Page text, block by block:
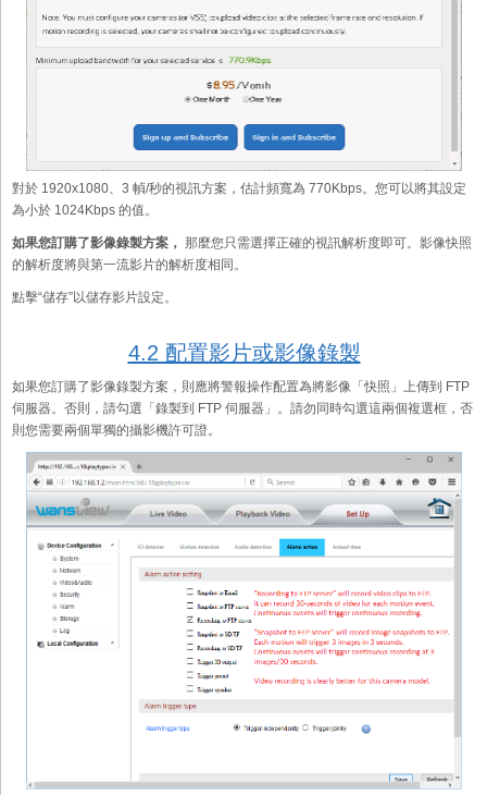
對於 1920x1080、3 幀/秒的視訊方案，估計頻寬為 770Kbps。您可以將其設定
為小於 1024Kbps 的值。
如果您訂購了影像錄製方案， 那麼您只需選擇正確的視訊解析度即可。影像快照
的解析度將與第一流影片的解析度相同。
點擊“儲存”以儲存影片設定。
4.2 配置影片或影像錄製
如果您訂購了影像錄製方案，則應將警報操作配置為將影像「快照」上傳到 FTP
伺服器。否則，請勾選「錄製到 FTP 伺服器」。請勿同時勾選這兩個複選框，否
則您需要兩個單獨的攝影機許可證。